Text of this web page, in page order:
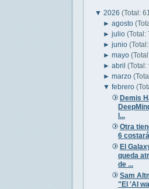
▼ 2026 (Total:
►agosto
►julio(Total:
►junio
►mayo
►abril(Total:
►marzo
▼febrero
Demis
l...
Otra
6
El
queda
de ...
Sam
"El 'AI